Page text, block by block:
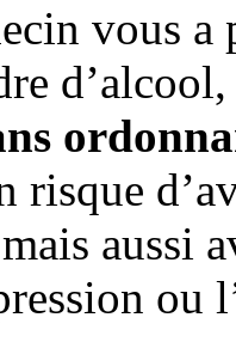
vous a
risque
aussi
ou